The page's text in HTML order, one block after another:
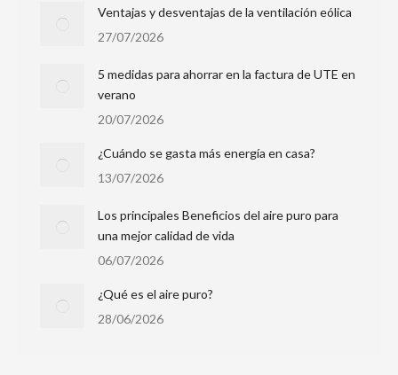
Ventajas y desventajas de la ventilación eólica
27/07/2026
5 medidas para ahorrar en la factura de UTE en
verano
20/07/2026
¿Cuándo se gasta más energía en casa?
13/07/2026
Los principales Beneficios del aire puro para
una mejor calidad de vida
06/07/2026
¿Qué es el aire puro?
28/06/2026